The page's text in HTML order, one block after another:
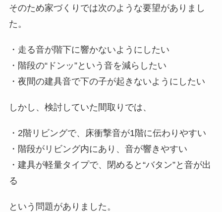
そのため家づくりでは次のような要望がありまし
た。
・走る音が階下に響かないようにしたい
・階段の“ドンッ”という音を減らしたい
・夜間の建具音で下の子が起きないようにしたい
しかし、検討していた間取りでは、
・2階リビングで、床衝撃音が1階に伝わりやすい
・階段がリビング内にあり、音が響きやすい
・建具が軽量タイプで、閉めると“バタン”と音が出
る
という問題がありました。